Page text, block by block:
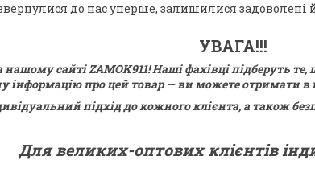
звернулися до нас уперше, залишилися
УВАГА!!!
сайті ZAMOK911! Наші фахівці підберуть
інформацію про цей товар — ви можете отримати
підхід до кожного клієнта, а також
Для великих-оптових клієнтів